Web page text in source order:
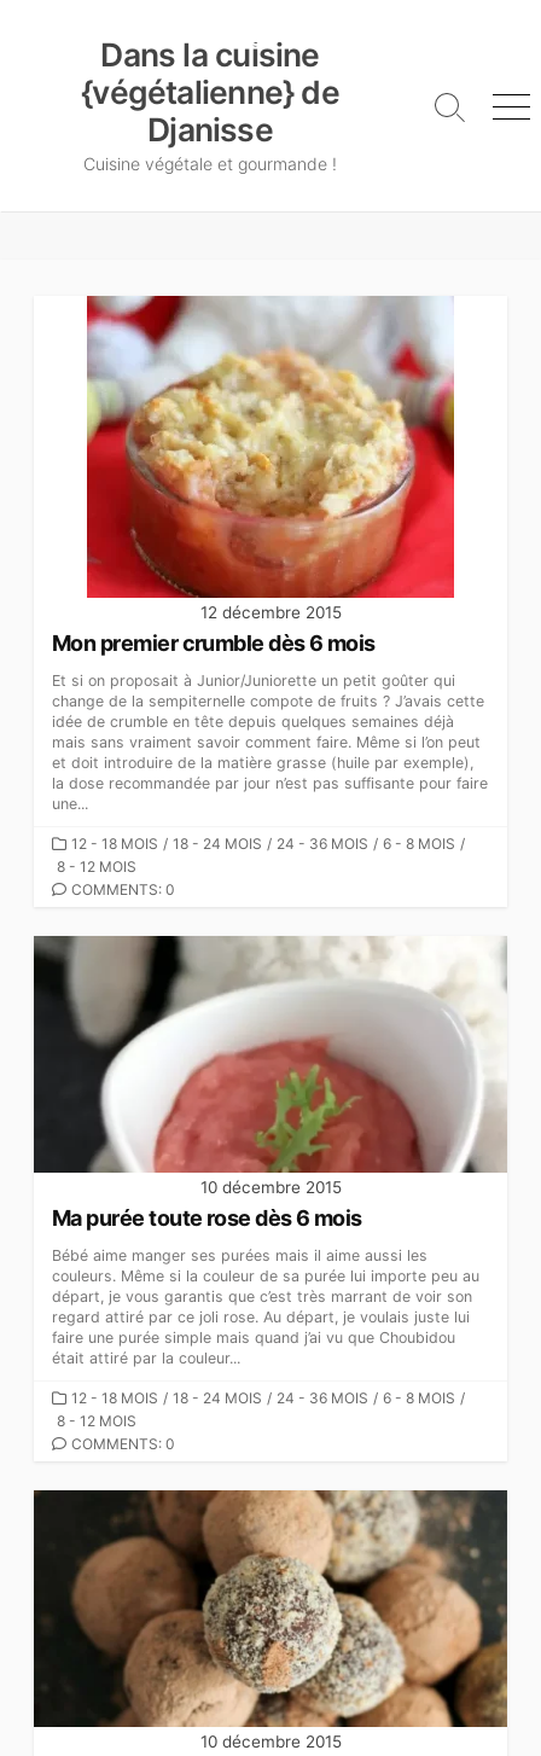
Dans la cuisine
{végétalienne} de
Djanisse
Cuisine végétale et gourmande !
Search
12 décembre 2015
Mon premier crumble dès 6 mois
Et si on proposait à Junior/Juniorette un petit goûter qui
change de la sempiternelle compote de fruits ? J’avais cette
idée de crumble en tête depuis quelques semaines déjà
mais sans vraiment savoir comment faire. Même si l’on peut
et doit introduire de la matière grasse (huile par exemple),
la dose recommandée par jour n’est pas suffisante pour faire
une...
CATEGORIES
12 - 18 MOIS / 18 - 24 MOIS / 24 - 36 MOIS / 6 - 8 MOIS /
8 - 12 MOIS
COMMENTS: 0
10 décembre 2015
Ma purée toute rose dès 6 mois
Bébé aime manger ses purées mais il aime aussi les
couleurs. Même si la couleur de sa purée lui importe peu au
départ, je vous garantis que c’est très marrant de voir son
regard attiré par ce joli rose. Au départ, je voulais juste lui
faire une purée simple mais quand j’ai vu que Choubidou
était attiré par la couleur...
CATEGORIES
12 - 18 MOIS / 18 - 24 MOIS / 24 - 36 MOIS / 6 - 8 MOIS /
8 - 12 MOIS
COMMENTS: 0
10 décembre 2015